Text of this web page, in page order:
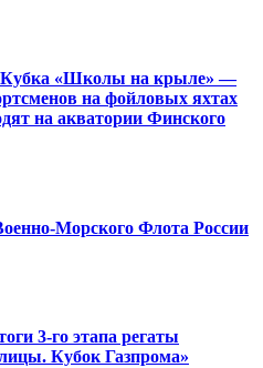
Кубка «Школы на крыле» —
на фойловых яхтах
на акватории Финского
Морского Флота России
3-го этапа регаты
Кубок Газпрома»